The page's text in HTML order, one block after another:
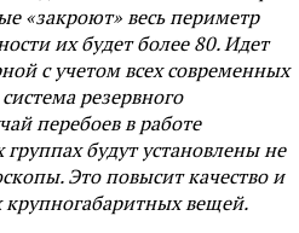
«закроют» весь периметр
их будет более 80. Идет
с учетом всех современных
резервного
перебоев в работе
будут установлены не
Это повысит качество и
крупногабаритных вещей.